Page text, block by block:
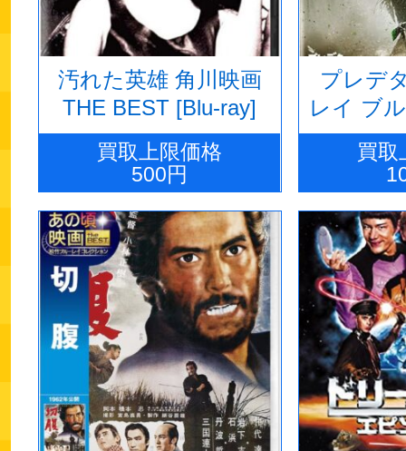
汚れた英雄 角川映画
THE BEST [Blu-ray]
買取上限価格
500円
プレデ
レイ ブ
セット
ズ・
買取